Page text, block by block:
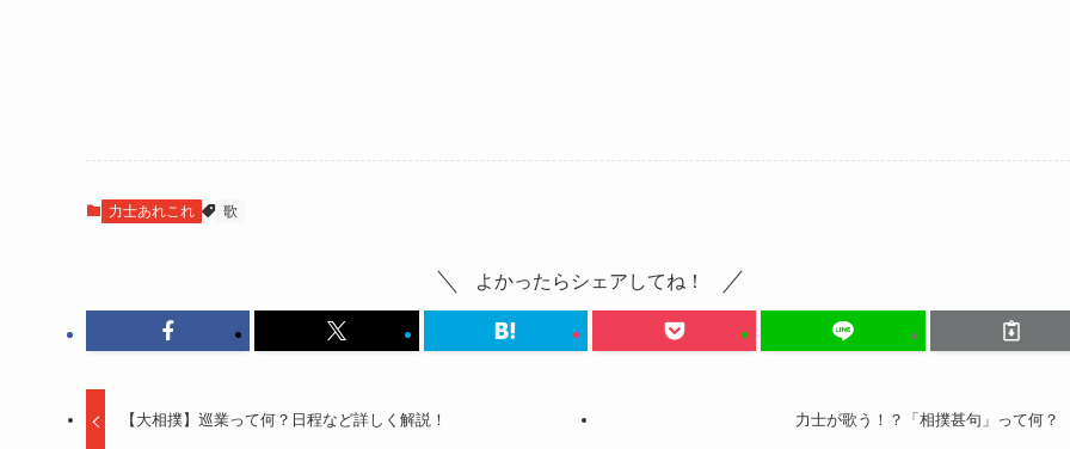
力士あれこれ 歌
よかったらシェアしてね！
【大相撲】巡業って何？日程など詳しく解説！ 力士が歌う！？「相撲甚句」って何？